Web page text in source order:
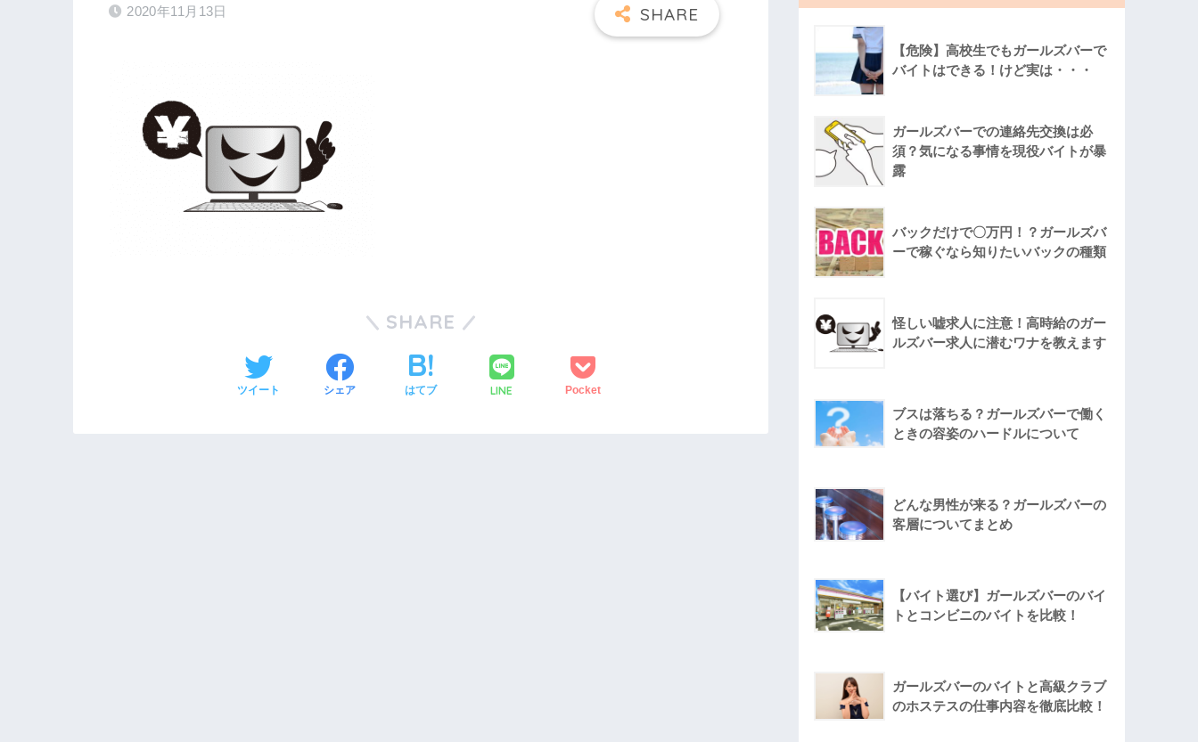
2020年11月13日
SHARE
ツイート シェア はてブ LINE Pocket
【危険】高校生でもガールズバーで
バイトはできる！けど実は・・・
ガールズバーでの連絡先交換は必
須？気になる事情を現役バイトが暴
露
バックだけで〇万円！？ガールズバ
ーで稼ぐなら知りたいバックの種類
怪しい嘘求人に注意！高時給のガー
ルズバー求人に潜むワナを教えます
ブスは落ちる？ガールズバーで働く
ときの容姿のハードルについて
どんな男性が来る？ガールズバーの
客層についてまとめ
【バイト選び】ガールズバーのバイ
トとコンビニのバイトを比較！
ガールズバーのバイトと高級クラブ
のホステスの仕事内容を徹底比較！